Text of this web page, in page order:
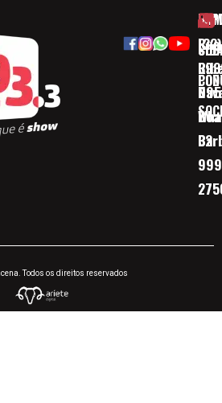
(32)
32
Todos os direitos reservados